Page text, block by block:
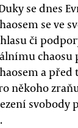
se dnes
se ve
či
a
někoho
svobody